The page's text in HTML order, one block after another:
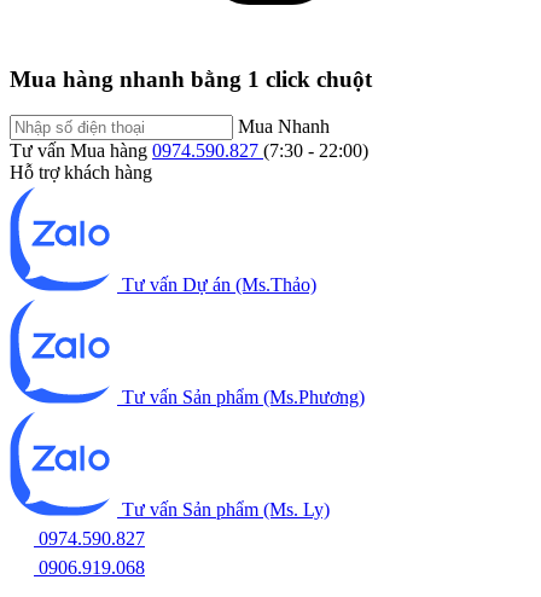
Mua hàng nhanh bằng 1 click chuột
Mua Nhanh
Tư vấn Mua hàng 0974.590.827 (7:30 - 22:00)
Hỗ trợ khách hàng
Tư vấn Dự án (Ms.Thảo)
Tư vấn Sản phẩm (Ms.Phương)
Tư vấn Sản phẩm (Ms. Ly)
0974.590.827
0906.919.068